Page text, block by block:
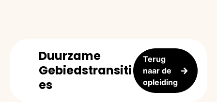
Duurzame
Gebiedstransiti
es
Terug
naar de
opleiding